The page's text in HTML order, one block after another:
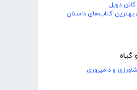
دویل
بهترین کتاب‌های داستان
گیاه
و دامپروری